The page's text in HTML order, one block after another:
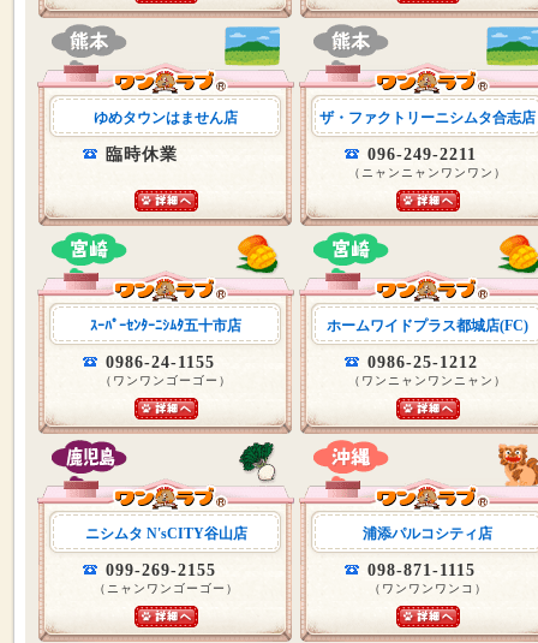
ゆめタウンはません店
臨時休業
ザ・ファクトリーニシムタ合志店
096-249-2211
（ニャンニャンワンワン）
ｽｰﾊﾟｰｾﾝﾀｰﾆｼﾑﾀ五十市店
0986-24-1155
（ワンワンゴーゴー）
ホームワイドプラス都城店(FC)
0986-25-1212
（ワンニャンワンニャン）
ニシムタ N'sCITY谷山店
099-269-2155
（ニャンワンゴーゴー）
浦添パルコシティ店
098-871-1115
（ワンワンワンコ）